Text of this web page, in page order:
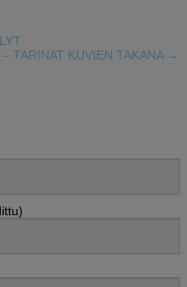
TARINAT KUVIEN TAKANA →